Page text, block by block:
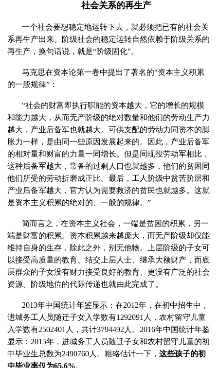
社会关系的再生产
一个社会要想稳定地运转下去，就必须把已有的社会关
系再生产出来。阶级社会的稳定运转自然依赖于阶级关系的
再生产，换句话说，就是“阶级固化”。
马克思在资本论第一卷中提出了著名的“资本主义积累
的一般规律”：
“社会的财富即执行职能的资本越大，它的增长的规模
和能力越大，从而无产阶级的绝对数量和他们的劳动生产力
越大，产业后备军也就越大。可供支配的劳动力同资本的膨
胀力一样，是由同一些原因发展起来的。因此，产业后备军
的相对量和财富的力量一同增长。但是同现役劳动军相比，
这种后备军越大，常备的过剩人口也就越多，他们的贫困同
他们所受的劳动折磨成正比。最后，工人阶级中贫苦阶层和
产业后备军越大，官方认为需要救济的贫民也就越多。这就
是资本主义积累的绝对的、一般的规律。”
简而言之，在资本主义社会，一端是贫困的积累，另一
端是财富的积累。资本积累越来越庞大，而无产阶级却仅能
维持自身的生存，除此之外，别无他物。上层阶级的子女可
以接受高质量的教育、结交上层人士、继承大额财产，而底
层群众的子女没有财力接受良好的教育、更没有广泛的社会
资源。阶级地位的代际传递也就由此完成了。
2013年中国统计年鉴显示：在2012年，在初中招生中，
进城务工人员随迁子女入学数有1292091 人，农村留守儿童
入学数有2502401 人，共计3794492 人。 2016年中国统计年鉴
显示： 2015年，进城务工人员随迁子女和农村留守儿童的初
中毕业生总数为2490760人。粗略估计一下， 这些孩子的初
中毕业率仅为65.6%。